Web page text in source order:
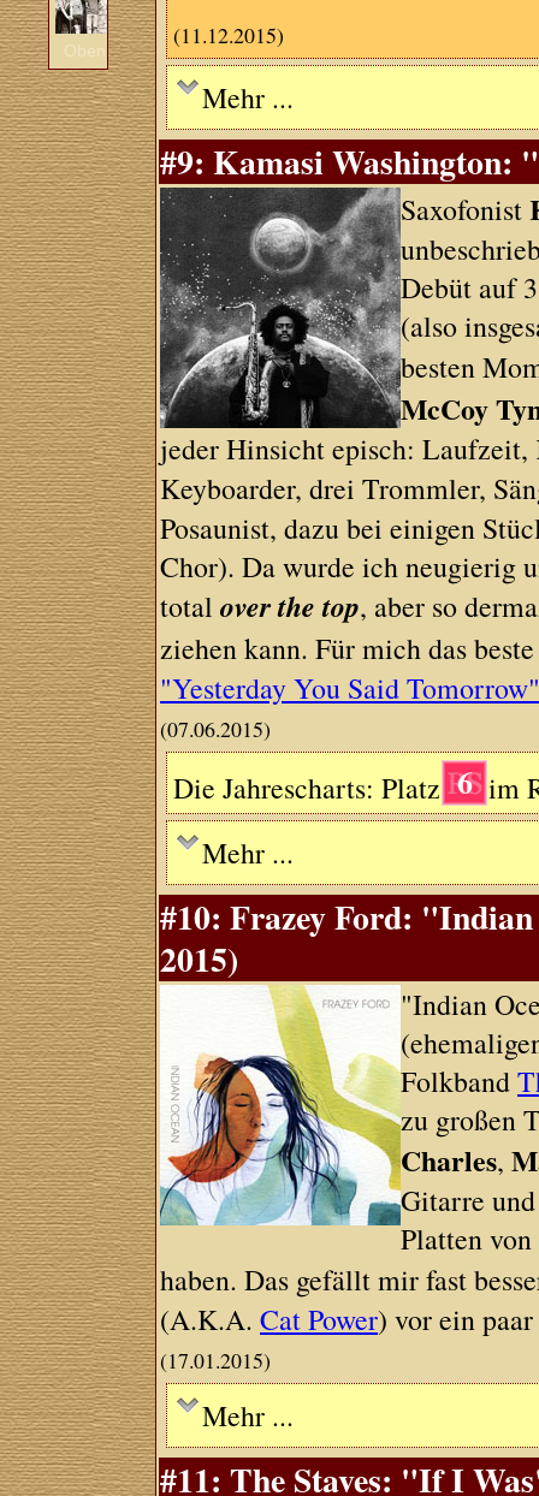
Oben
(11.12.2015)
Mehr ...
#9: Kamasi Washington:
Saxofonist
Debüt auf
(also
besten
McCoy
jeder Hinsicht episch: Laufzeit,
Keyboarder, drei Trommler,
Posaunist, dazu bei einigen
Chor). Da wurde ich neugierig
totalover the top, aber so
ziehen kann. Für mich das
"Yesterday You Said
(07.06.2015)
Die Jahrescharts: Platz 6 im
Mehr ...
#10: Frazey Ford:
2015)
"Indian
Folkband
zu großen
Charles,
Gitarre
Platten von
haben. Das gefällt mir fast
(A.K.A.Cat Power) vor ein paar
(17.01.2015)
Mehr ...
#11: The Staves: "If I